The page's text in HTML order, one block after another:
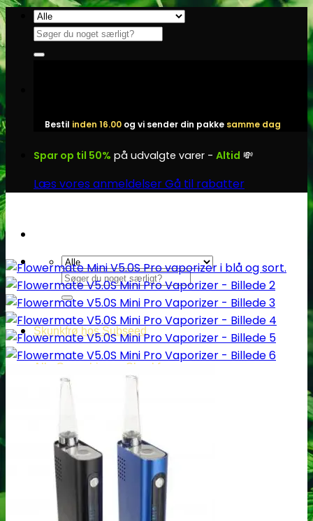
Fortsæt
indhold
Søg
efter:
Bestil inden 16.00 og vi sender din pakke samme dag
Spar op til 50% på udvalgte varer - Altid 💸
Læs vores anmeldelserGå til rabatter
Søg
efter:
Skunkfrø hos Subseed
Alle Cannabis -og Skunkfrø
Cannabis Sativa
Feminiseret Cannabis Sativa
Cannabis Sativa Hybrider